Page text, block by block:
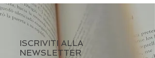
ISCRIVITI ALLA
NEWSLETTER